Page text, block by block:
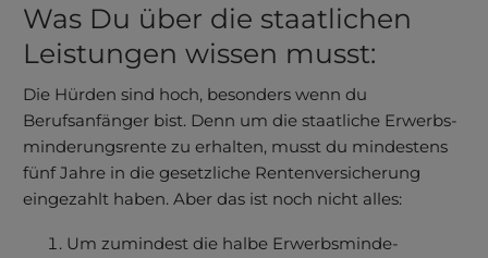
Was Du über die staat­lichen
Leistungen wissen musst:
Die Hürden sind hoch, besonders wenn du
Berufsanfänger bist. Denn um die staatliche Erwerbs­
minde­rungsrente zu erhalten, musst du mindestens
fünf Jahre in die gesetzliche Renten­versi­cherung
eingezahlt haben. Aber das ist noch nicht alles:
Um zumindest die halbe Erwerbs­minde­